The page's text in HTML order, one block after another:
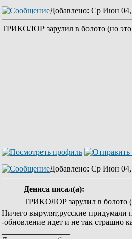
Добавлено: Ср Июн 04,
ТРИКОЛОР зарулил в болото (но
Добавлено: Ср Июн 04,
Дениса писал(а):
ТРИКОЛОР зарулил в болото
Ничего вырулят,русские
-обновление идет и не так страшно